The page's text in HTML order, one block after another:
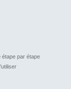
par étape